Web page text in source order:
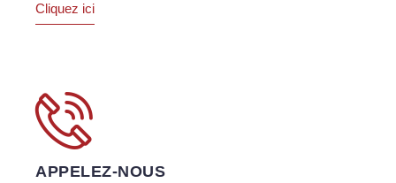
Cliquez ici
APPELEZ-NOUS